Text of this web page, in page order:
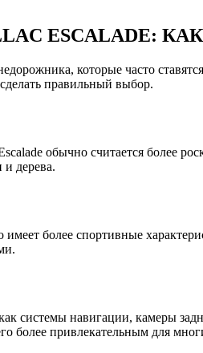
ESCALADE:
которые часто
правильный выбор.
обычно считается более
дерева.
более спортивные
системы навигации, камеры
более привлекательным для